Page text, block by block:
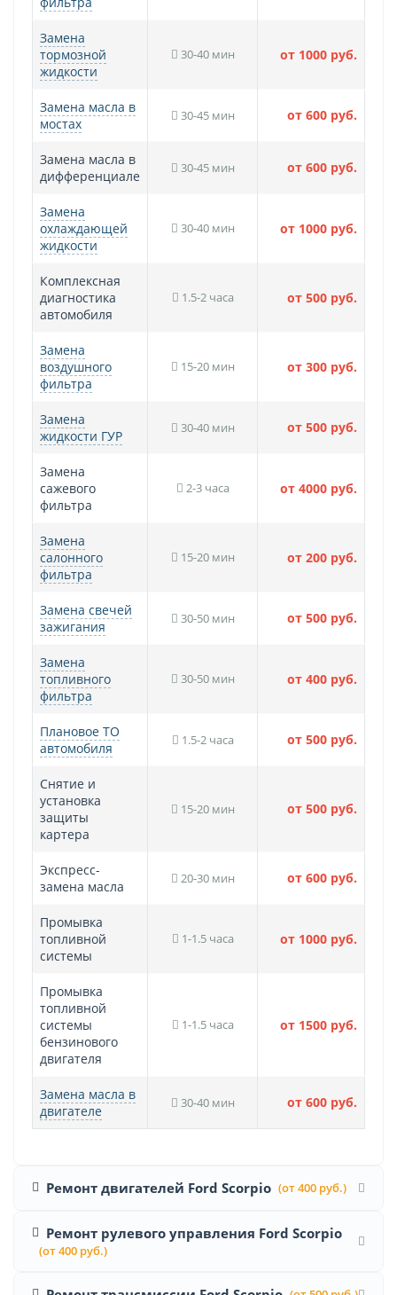
Замена
тормозной
жидкости
30-40 мин от 1000 руб.
Замена масла в
мостах
30-45 мин от 600 руб.
Замена масла в
дифференциале
30-45 мин от 600 руб.
Замена
охлаждающей
жидкости
30-40 мин от 1000 руб.
Комплексная
диагностика
автомобиля
1.5-2 часа от 500 руб.
Замена
воздушного
фильтра
15-20 мин от 300 руб.
Замена
жидкости ГУР
30-40 мин от 500 руб.
Замена
сажевого
фильтра
2-3 часа от 4000 руб.
Замена
салонного
фильтра
15-20 мин от 200 руб.
Замена свечей
зажигания
30-50 мин от 500 руб.
Замена
топливного
фильтра
30-50 мин от 400 руб.
Плановое ТО
автомобиля
1.5-2 часа от 500 руб.
Снятие и
установка
защиты
картера
15-20 мин от 500 руб.
Экспресс-
замена масла
20-30 мин от 600 руб.
Промывка
топливной
системы
1-1.5 часа от 1000 руб.
Промывка
топливной
системы
бензинового
двигателя
1-1.5 часа от 1500 руб.
Замена масла в
двигателе
30-40 мин от 600 руб.
Ремонт двигателей Ford Scorpio (от 400 руб.)
Ремонт рулевого управления Ford Scorpio
(от 400 руб.)